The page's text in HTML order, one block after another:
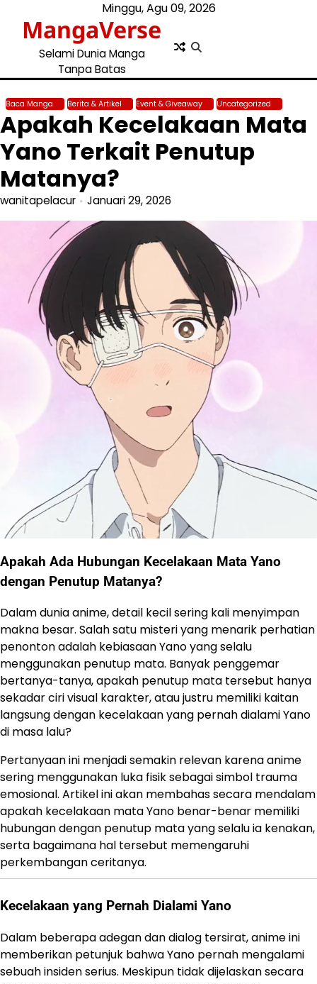
content
Minggu, Agu 09, 2026
MangaVerse
Selami Dunia Manga
Tanpa Batas
Baca Manga Berita & Artikel Event & Giveaway Uncategorized
Apakah Kecelakaan Mata
Yano Terkait Penutup
Matanya?
wanitapelacur Januari 29, 2026
Apakah Ada Hubungan Kecelakaan Mata Yano
dengan Penutup Matanya?
Dalam dunia anime, detail kecil sering kali menyimpan
makna besar. Salah satu misteri yang menarik perhatian
penonton adalah kebiasaan Yano yang selalu
menggunakan penutup mata. Banyak penggemar
bertanya-tanya, apakah penutup mata tersebut hanya
sekadar ciri visual karakter, atau justru memiliki kaitan
langsung dengan kecelakaan yang pernah dialami Yano
di masa lalu?
Pertanyaan ini menjadi semakin relevan karena anime
sering menggunakan luka fisik sebagai simbol trauma
emosional. Artikel ini akan membahas secara mendalam
apakah kecelakaan mata Yano benar-benar memiliki
hubungan dengan penutup mata yang selalu ia kenakan,
serta bagaimana hal tersebut memengaruhi
perkembangan ceritanya.
Kecelakaan yang Pernah Dialami Yano
Dalam beberapa adegan dan dialog tersirat, anime ini
memberikan petunjuk bahwa Yano pernah mengalami
sebuah insiden serius. Meskipun tidak dijelaskan secara